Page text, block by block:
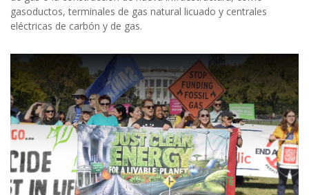
gasoductos, terminales de gas natural licuado y centrales
eléctricas de carbón y de gas.